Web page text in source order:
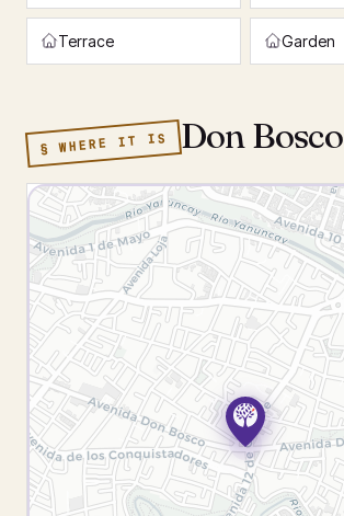
Terrace Garden
§ WHERE IT IS Don Bosco